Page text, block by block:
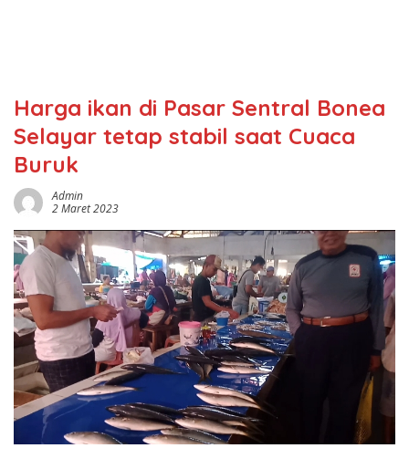
Harga ikan di Pasar Sentral Bonea
Selayar tetap stabil saat Cuaca
Buruk
Admin
2 Maret 2023